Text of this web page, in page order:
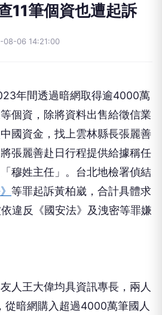
11筆個資也遭起訴
08-06 14:21:00
年間透過暗網取得逾4000萬
個資，除將資料出售給徵信業
國資金，找上雲林縣長張麗善
張麗善赴日行程提供給據稱任
穆姓主任」。台北地檢署偵結
等罪起訴黃柏崴，合計具體求
違反《國安法》及洩密等罪嫌
人王大偉均具資訊專長，兩人
暗網購入超過4000萬筆國人